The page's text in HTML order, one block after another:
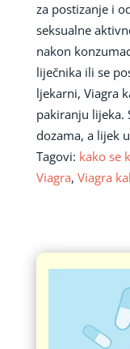
za postizanje i
seksualne
nakon
liječnika ili se
ljekarni, Viagra
pakiranju lijeka.
dozama, a lijek
Tagovi: kako se
Viagra, Viagra